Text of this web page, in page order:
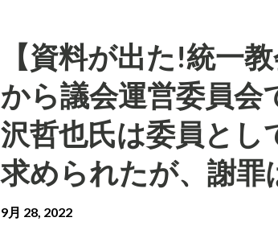
【資料が出た!統一
から議会運営委員会
沢哲也氏は委員とし
求められたが、謝罪
9月 28, 2022